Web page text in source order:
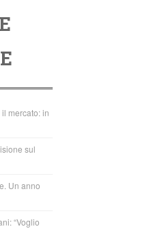
mercato: in
sul
Un anno
“Voglio